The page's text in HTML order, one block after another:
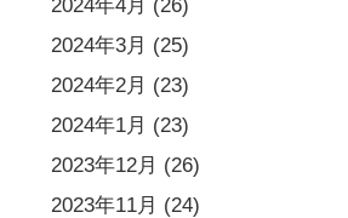
2024年4月 (26)
2024年3月 (25)
2024年2月 (23)
2024年1月 (23)
2023年12月 (26)
2023年11月 (24)